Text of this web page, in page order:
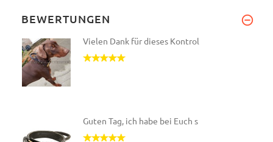
BEWERTUNGEN
Vielen Dank für dieses Kontrol
Guten Tag, ich habe bei Euch s